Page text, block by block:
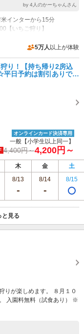
by 4人のかーちゃんさん
インターから15分
【いちご狩り】
～17:00(ランチタイム
日：【直売所・観光農園】
5万人 以上が体験
り！【持ち帰り2房込
日予約は割引ありでお
オンラインカード決済専用
一般【小学生以上同一】
4,400円～4,200円～
木 金
土
8/13 8/14 8/15
と見る
りが楽しめます。 ８月１０
入園料無料（試食あり） ※